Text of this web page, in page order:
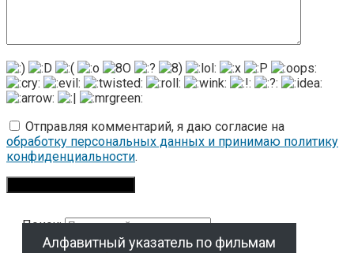
Отправляя комментарий, я даю согласие на
обработку персональных данных и принимаю политику
конфиденциальности.
Поиск:
Алфавитный указатель по фильмам